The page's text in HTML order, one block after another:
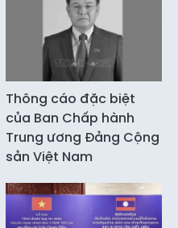
Thông cáo đặc biệt
của Ban Chấp hành
Trung ương Đảng Cộng
sản Việt Nam